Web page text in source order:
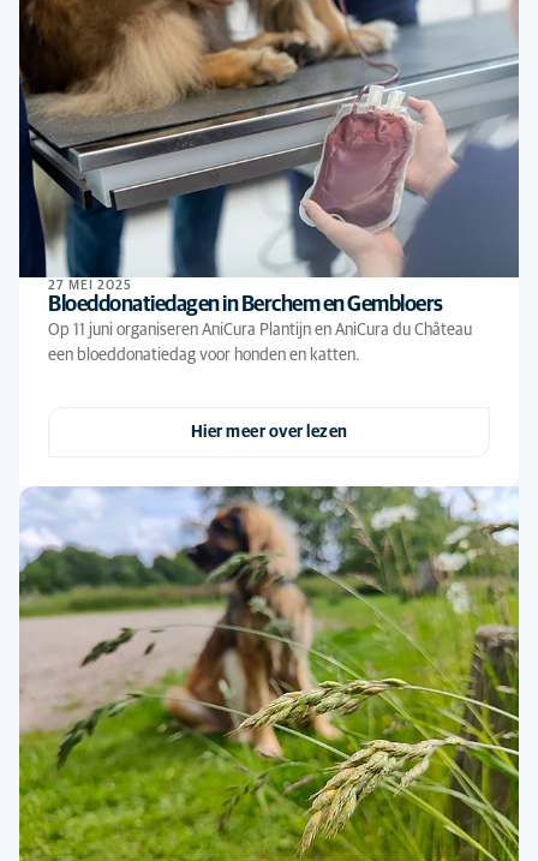
27 MEI 2025
Bloeddonatiedagen in Berchem en Gembloers
Op 11 juni organiseren AniCura Plantijn en AniCura du Château
een bloeddonatiedag voor honden en katten.
Hier meer over lezen